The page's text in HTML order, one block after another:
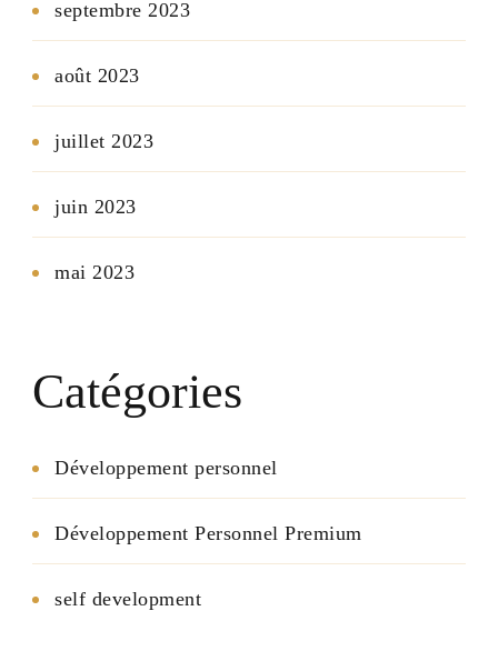
septembre 2023
août 2023
juillet 2023
juin 2023
mai 2023
Catégories
Développement personnel
Développement Personnel Premium
self development